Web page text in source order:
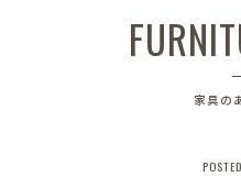
家具の